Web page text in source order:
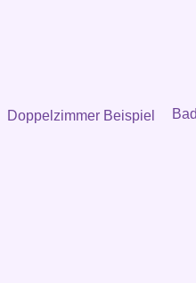
Doppelzimmer Beispiel